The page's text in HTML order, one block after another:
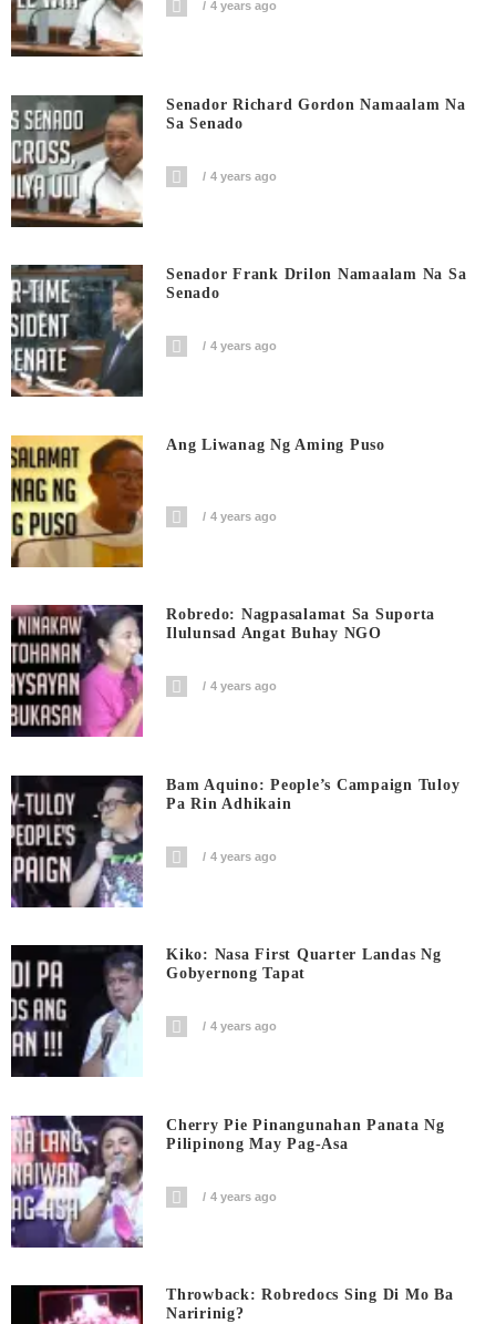
4 years ago
Senador Richard Gordon Namaalam Na
Sa Senado
4 years ago
Senador Frank Drilon Namaalam Na Sa
Senado
4 years ago
Ang Liwanag Ng Aming Puso
4 years ago
Robredo: Nagpasalamat Sa Suporta
Ilulunsad Angat Buhay NGO
4 years ago
Bam Aquino: People’s Campaign Tuloy
Pa Rin Adhikain
4 years ago
Kiko: Nasa First Quarter Landas Ng
Gobyernong Tapat
4 years ago
Cherry Pie Pinangunahan Panata Ng
Pilipinong May Pag-Asa
4 years ago
Throwback: Robredocs Sing Di Mo Ba
Naririnig?